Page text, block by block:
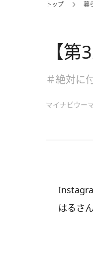
トップ 暮
【
＃絶対に
マイナビウー
はるさ